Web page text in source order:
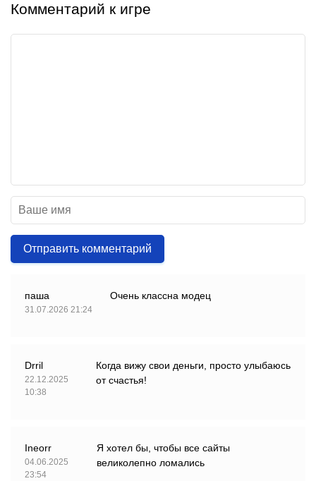
Комментарий к игре
Отправить комментарий
паша
31.07.2026 21:24
Очень классна модец
Drril
22.12.2025
10:38
Когда вижу свои деньги, просто улыбаюсь
от счастья!
Ineorr
04.06.2025
23:54
Я хотел бы, чтобы все сайты
великолепно ломались